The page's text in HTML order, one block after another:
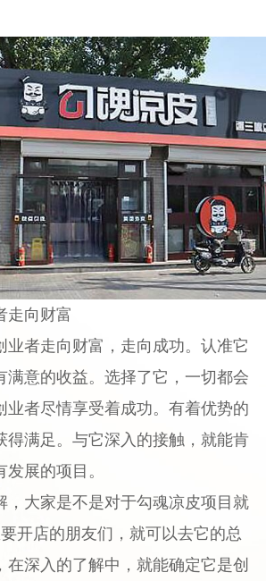
向财富
者走向财富，走向成功。认准它
满意的收益。选择了它，一切都会
业者尽情享受着成功。有着优势的
得满足。与它深入的接触，就能肯
展的项目。
大家是不是对于勾魂凉皮项目就
开店的朋友们，就可以去它的总
在深入的了解中，就能确定它是创